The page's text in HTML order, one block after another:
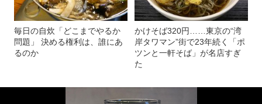
毎日の自炊「どこまでやるか
問題」 決める権利は、誰にあ
るのか
かけそば320円……東京の“湾
岸タワマン”街で23年続く「ポ
ツンと一軒そば」が名店すぎ
た